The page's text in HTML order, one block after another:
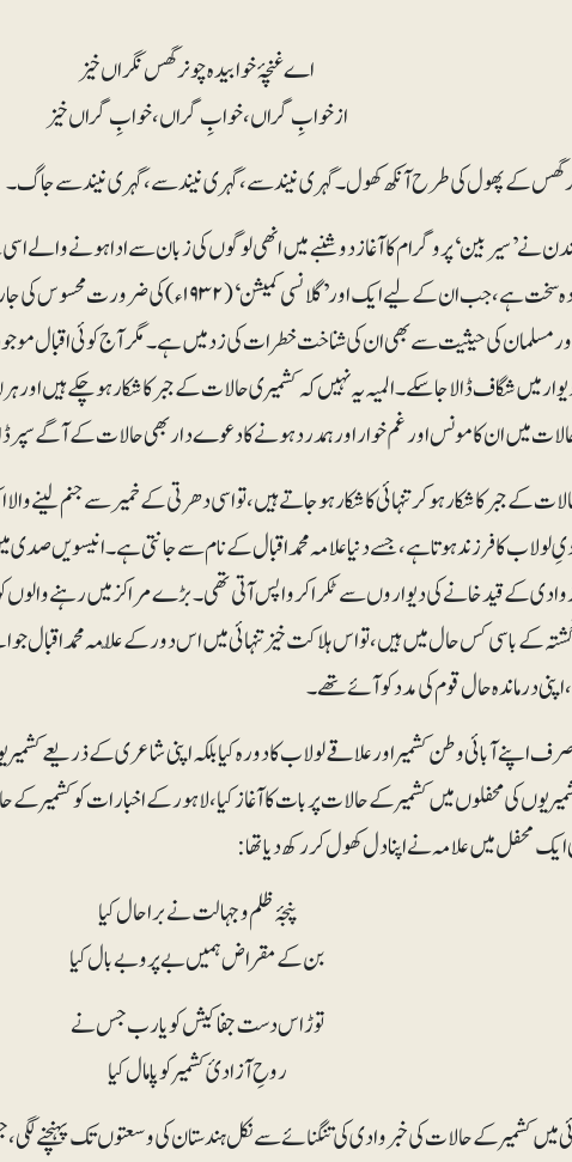
اے غنچۂ خوابیدہ چو نرگس نگراں خیز
از خوابِ گراں، خوابِ گراں، خوابِ گراں خیز
نرگس کے پھول کی طرح آنکھ کھول۔گہری نیند سے، گہری نیند سے، گہری نیند سے جاگ۔
نے ’سیر بین‘ پروگرام کا آغاز دوشنبے میں انھی لوگوں کی زبان سے ادا ہونے والے
ماضی سے کہیں زیادہ سخت ہے، جب ان کے لیے ایک اور
مسلمان کی حیثیت سے بھی ان کی شناخت خطرات کی زد میں ہے۔ مگر آج کوئی اقبال
میں شگاف ڈالا جا سکے۔المیہ یہ نہیں کہ کشمیری حالات کے جبر کا شکار ہو چکے ہیں
میں ان کا مونس اور غم خوار اور ہمدرد ہونے کا دعوے دار بھی حالات کے آگے
کے جبر کا شکار ہوکر تنہائی کا شکار ہوجاتے ہیں، تو اسی دھرتی کے خمیر سے جنم لینے والا
لولاب کا فرزند ہوتاہے، جسے دنیا علامہ محمد اقبال کے نام سے جانتی ہے۔انیسویں
کے قید خانے کی دیواروں سے ٹکرا کر واپس آتی تھی۔ بڑے مراکز میں رہنے والوں کو
کے باسی کس حال میں ہیں، تو اس ہلاکت خیز تنہائی میں اس دور کے علّامہ محمد اقبال جو
درماندہ حال قوم کی مدد کو آئے تھے۔
اپنے آبائی وطن کشمیر اور علاقے لولاب کا دورہ کیا بلکہ اپنی شاعری کے ذریعے
کی محفلوں میں کشمیر کے حالات پر بات کا آغاز کیا،لاہور کے اخبارات کو کشمیر کے
محفل میں علامہ نے اپنا دل کھول کر رکھ دیا تھا:
پنجۂ ظلم وجہالت نے برا حال کیا
بن کے مقراض ہمیں بے پر و بے بال کیا
توڑ اس دست جفا کیش کو یارب جس نے
روحِ آزادیٔ کشمیر کو پامال کیا
میں کشمیر کے حالات کی خبر وادی کی تنگنائے سے نکل ہندستان کی وسعتوں تک پہنچنے